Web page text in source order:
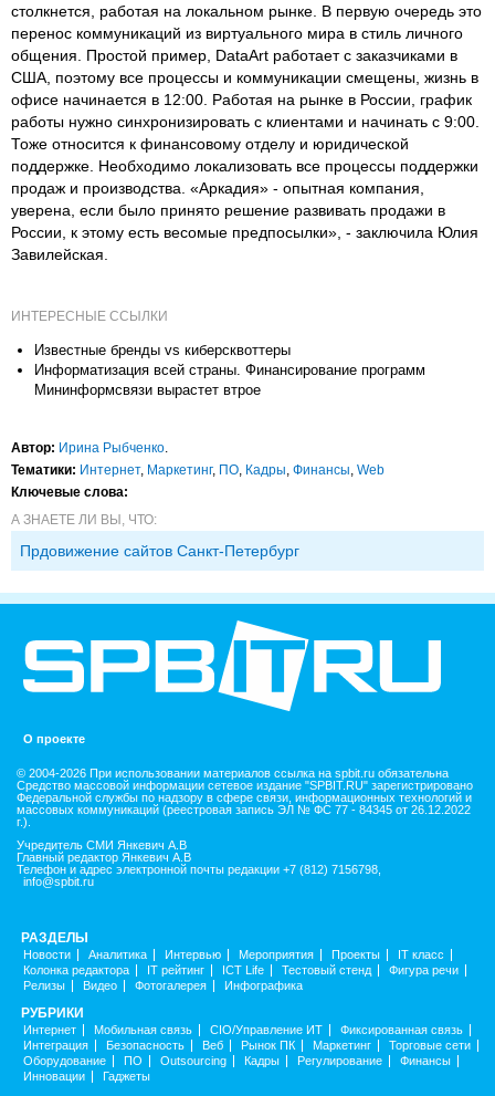
столкнется, работая на локальном рынке. В первую очередь это
перенос коммуникаций из виртуального мира в стиль личного
общения. Простой пример, DataArt работает с заказчиками в
США, поэтому все процессы и коммуникации смещены, жизнь в
офисе начинается в 12:00. Работая на рынке в России, график
работы нужно синхронизировать с клиентами и начинать с 9:00.
Тоже относится к финансовому отделу и юридической
поддержке. Необходимо локализовать все процессы поддержки
продаж и производства. «Аркадия» - опытная компания,
уверена, если было принято решение развивать продажи в
России, к этому есть весомые предпосылки», - заключила Юлия
Завилейская.
ИНТЕРЕСНЫЕ ССЫЛКИ
Известные бренды vs киберсквоттеры
Информатизация всей страны. Финансирование программ
Мининформсвязи вырастет втрое
Автор: Ирина Рыбченко
Тематики: Интернет, Маркетинг, ПО Кадры Финансы Web
Ключевые слова:
А ЗНАЕТЕ ЛИ ВЫ, ЧТО:
Прдовижение сайтов Санкт-Петербург
О проекте
© 2004-2026 При использовании материалов ссылка на spbit.ru обязательна
Средство массовой информации сетевое издание "SPBIT.RU" зарегистрировано
Федеральной службы по надзору в сфере связи, информационных технологий и
массовых коммуникаций (реестровая запись ЭЛ № ФС 77 - 84345 от 26.12.2022
г.).
Учредитель СМИ Янкевич А.В
Главный редактор Янкевич А.В
Телефон и адрес электронной почты редакции +7 (812) 7156798,
info@spbit.ru
РАЗДЕЛЫ
Новости Аналитика Интервью Мероприятия Проекты
IT класс
Колонка редактора
IT рейтинг ICT Life Тестовый стенд
Фигура речи
Релизы
Видео Фотогалерея Инфографика
РУБРИКИ
Интернет Мобильная связь CIO/Управление ИТ
Фиксированная связь
Интеграция
Безопасность Веб Рынок ПК Маркетинг
Торговые сети
Оборудование
ПО Outsourcing Кадры Регулирование
Финансы
Инновации
Гаджеты